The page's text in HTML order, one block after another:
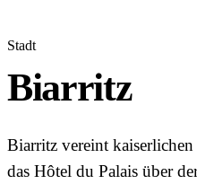
Stadt
Biarritz
Biarritz vereint
das Hôtel du Palais über